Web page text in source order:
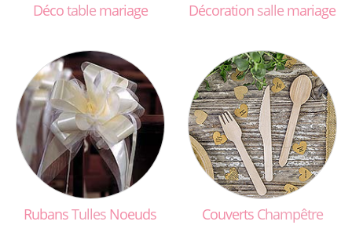
Décotablemariage Décoration salle mariage
RubansTulles Noeuds Couverts Champêtre